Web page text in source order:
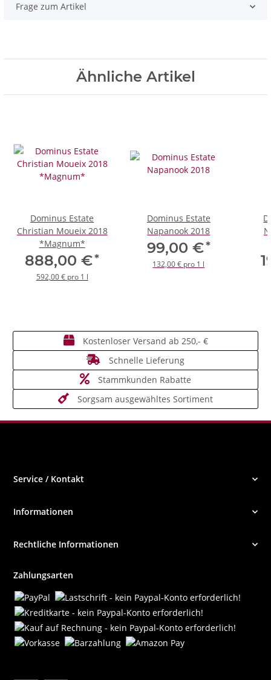
Frage zum Artikel
Ähnliche Artikel
Dominus Estate
Christian Moueix 2018
*Magnum*
888,00 €*
592,00 € pro 1 l
Dominus Estate
Napanook 2018
99,00 €*
132,00 € pro 1 l
Kostenloser Versand ab 250,- €
Schnelle Lieferung
Stammkunden Rabatte
Sorgsam ausgewähltes Sortiment
Service / Kontakt
Informationen
Rechtliche Informationen
Zahlungsarten